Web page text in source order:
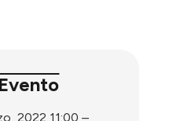
2022 11:00 –